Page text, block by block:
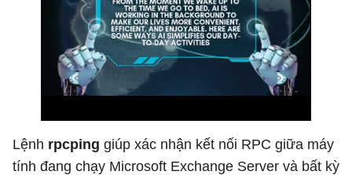
Lệnh rpcping giúp xác nhận kết nối RPC giữa máy
tính đang chạy Microsoft Exchange Server và bất kỳ